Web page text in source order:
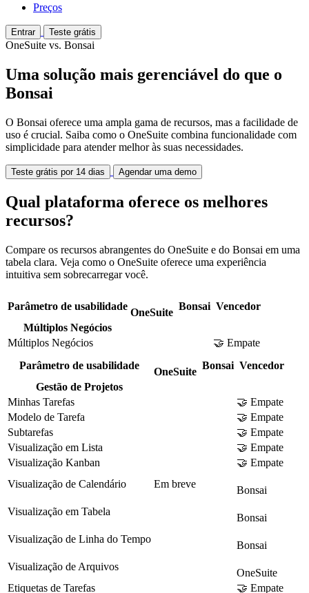
Preços
Entrar Teste grátis
OneSuite vs. Bonsai
Uma solução mais gerenciável do que o
Bonsai
O Bonsai oferece uma ampla gama de recursos, mas a facilidade de
uso é crucial. Saiba como o OneSuite combina funcionalidade com
simplicidade para atender melhor às suas necessidades.
Teste grátis por 14 dias Agendar uma demo
Qual plataforma oferece os melhores
recursos?
Compare os recursos abrangentes do OneSuite e do Bonsai em uma
tabela clara. Veja como o OneSuite oferece uma experiência
intuitiva sem sobrecarregar você.
Parâmetro de usabilidade
OneSuite
Bonsai Vencedor
Múltiplos Negócios
Múltiplos Negócios
🤝 Empate
Parâmetro de usabilidade
OneSuite
Bonsai Vencedor
Gestão de Projetos
Minhas Tarefas
🤝 Empate
Modelo de Tarefa
🤝 Empate
Subtarefas
🤝 Empate
Visualização em Lista
🤝 Empate
Visualização Kanban
🤝 Empate
Visualização de Calendário
Em breve
Bonsai
Visualização em Tabela
Bonsai
Visualização de Linha do Tempo
Bonsai
Visualização de Arquivos
OneSuite
Etiquetas de Tarefas
🤝 Empate